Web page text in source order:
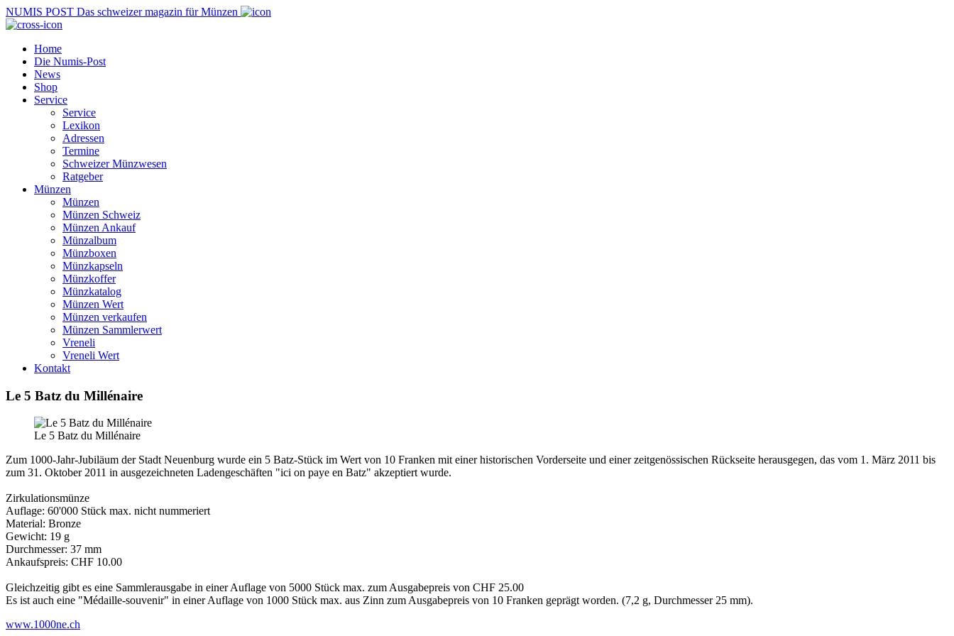
NUMIS POST Das schweizer magazin für Münzen
Home
Die Numis-Post
News
Shop
Service
Service
Lexikon
Adressen
Termine
Schweizer Münzwesen
Ratgeber
Münzen
Münzen
Münzen Schweiz
Münzen Ankauf
Münzalbum
Münzboxen
Münzkapseln
Münzkoffer
Münzkatalog
Münzen Wert
Münzen verkaufen
Münzen Sammlerwert
Vreneli
Vreneli Wert
Kontakt
Le 5 Batz du Millénaire
Le 5 Batz du Millénaire
Zum 1000-Jahr-Jubiläum der Stadt Neuenburg wurde ein 5 Batz-Stück im Wert von 10 Franken mit einer historischen Vorderseite und einer zeitgenössischen Rückseite herausgegen, das vom 1. März 2011 bis
zum 31. Oktober 2011 in ausgezeichneten Ladengeschäften "ici on paye en Batz" akzeptiert wurde.
Zirkulationsmünze
Auflage: 60'000 Stück max. nicht nummeriert
Material: Bronze
Gewicht: 19 g
Durchmesser: 37 mm
Ankaufspreis: CHF 10.00
Gleichzeitig gibt es eine Sammlerausgabe in einer Auflage von 5000 Stück max. zum Ausgabepreis von CHF 25.00
Es ist auch eine "Médaille-souvenir" in einer Auflage von 1000 Stück max. aus Zinn zum Ausgabepreis von 10 Franken geprägt worden. (7,2 g, Durchmesser 25 mm).
www.1000ne.ch